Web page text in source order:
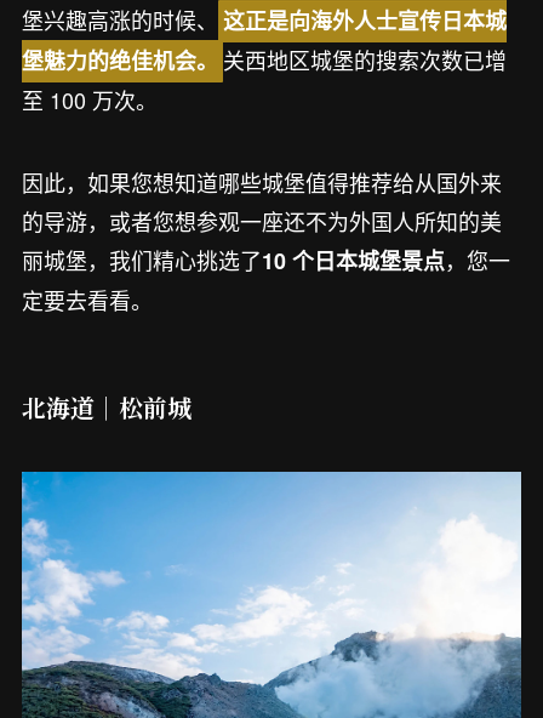
堡兴趣高涨的时候、
这正是向海外人士宣传日本城
堡魅力的绝佳机会。
关西地区城堡的搜索次数已增
至 100 万次。
因此，如果您想知道哪些城堡值得推荐给从国外来
的导游，或者您想参观一座还不为外国人所知的美
丽城堡，我们精心挑选了10 个日本城堡景点，您一
定要去看看。
北海道｜松前城